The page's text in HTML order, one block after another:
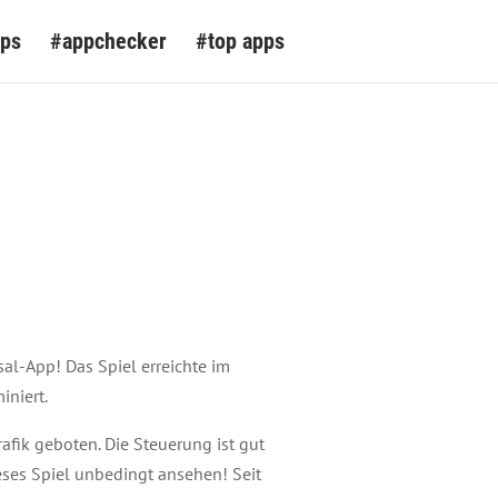
#appchecker #top apps
App! Das Spiel erreichte im
geboten. Die Steuerung ist gut
Spiel unbedingt ansehen! Seit